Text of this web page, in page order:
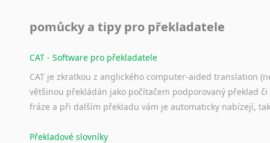
pomůcky a tipy pro překladatele
CAT - Software pro překladatele
CAT je zkratkou z anglického computer-aided translation
většinou překládán jako počítačem podporovaný překlad
fráze a při dalším překladu vám je automaticky nabízejí,
Překladové slovníky